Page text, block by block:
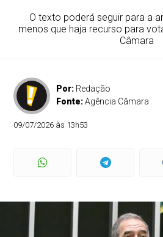
O texto poderá seguir para a
menos que haja recurso para
Câmara
Por: Redação
Fonte:Agência Câmara
09/07/2026 às 13h53